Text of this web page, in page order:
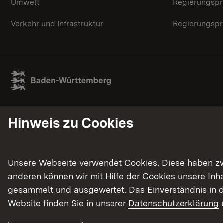
Umwelt
Verkehr und Infrastruktur
Hinweis zu Cookies
Unsere Webseite verwendet Cookies. Diese haben
anderen können wir mit Hilfe der Cookies unsere
gesammelt und ausgewertet. Das Einverständnis in
Website finden Sie in unserer Datenschutzerklärung